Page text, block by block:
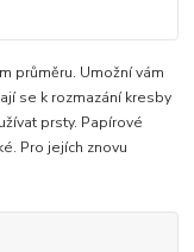
průměru. Umožní vám
se k rozmazání kresby
prsty. Papírové
Pro jejích znovu